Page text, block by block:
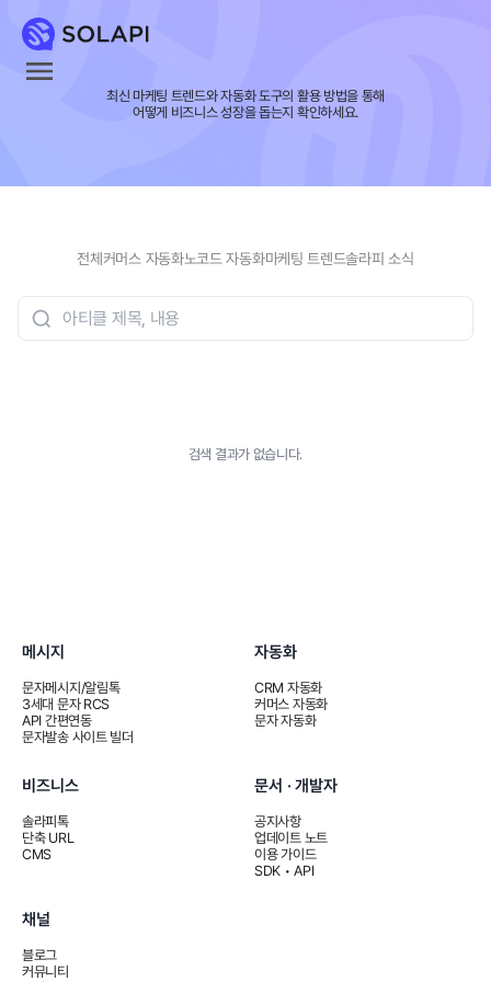
최신 마케팅 트렌드와 자동화 도구의 활용 방법을 통해
어떻게 비즈니스 성장을 돕는지 확인하세요.
전체 커머스 자동화노코드 자동화마케팅 트렌드솔라피 소식
검색 결과가 없습니다.
메시지
문자메시지/알림톡
3세대 문자 RCS
API 간편연동
문자발송 사이트 빌더
자동화
CRM 자동화
커머스 자동화
문자 자동화
비즈니스
솔라피톡
단축 URL
CMS
문서 · 개발자
공지사항
업데이트 노트
이용 가이드
SDK • API
채널
블로그
커뮤니티